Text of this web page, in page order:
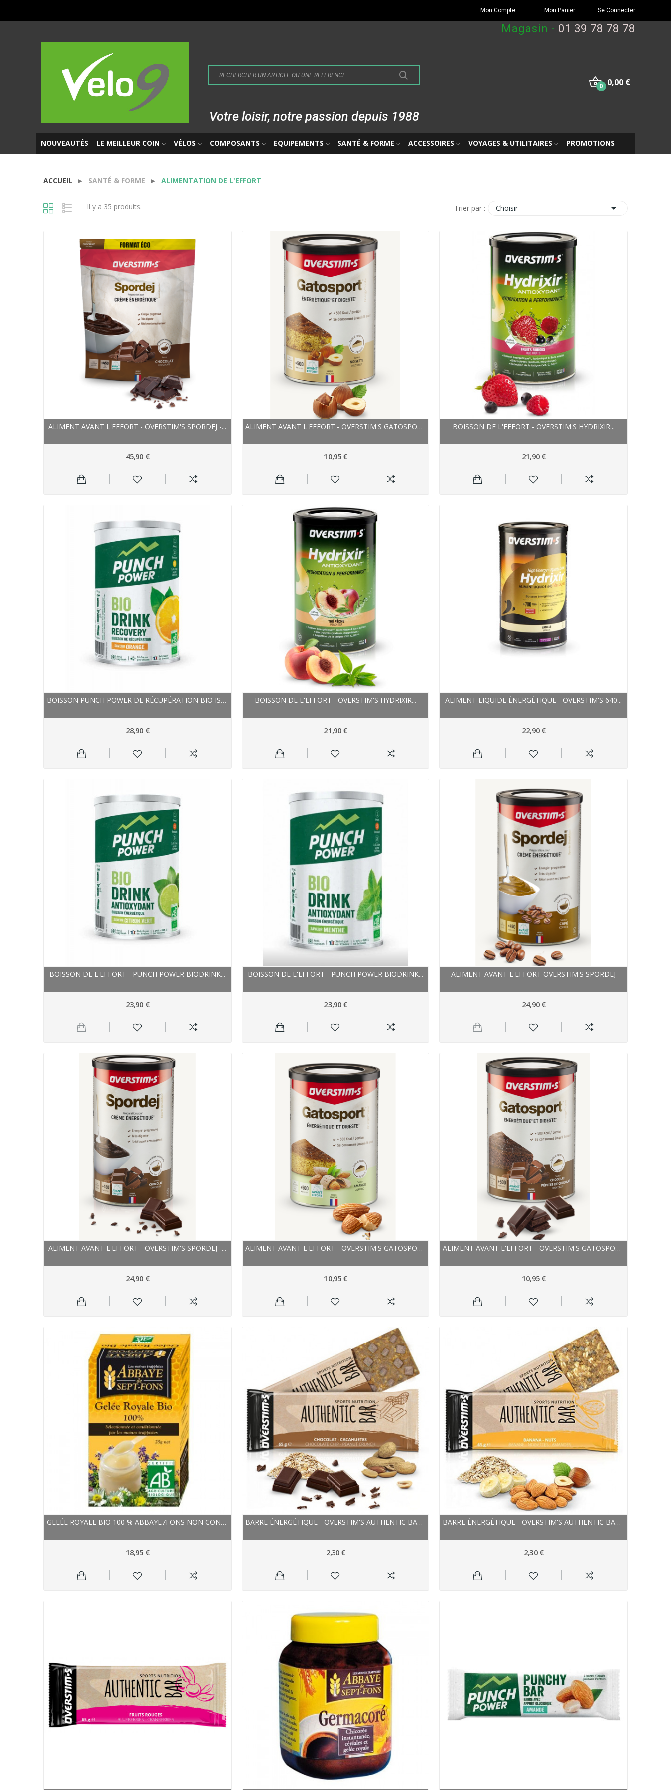
Mon Compte Mon Panier Se Connecter
Magasin - 01 39 78 78 78
Votre loisir, notre passion depuis 1988
0,00 €
0
NOUVEAUTÉS LE MEILLEUR COIN VÉLOS COMPOSANTS EQUIPEMENTS SANTÉ & FORME ACCESSOIRES VOYAGES & UTILITAIRES PROMOTIONS
ACCUEIL SANTÉ & FORME ALIMENTATION DE L'EFFORT
Il y a 35 produits. Trier par : Choisir 
ALIMENT AVANT L'EFFORT - OVERSTIM'S SPORDEJ -...
45,90 €
ALIMENT AVANT L'EFFORT - OVERSTIM'S GATOSPORT -...
10,95 €
BOISSON DE L'EFFORT - OVERSTIM'S HYDRIXIR...
21,90 €
BOISSON PUNCH POWER DE RÉCUPÉRATION BIO ISSU DE...
28,90 €
BOISSON DE L'EFFORT - OVERSTIM'S HYDRIXIR...
21,90 €
ALIMENT LIQUIDE ÉNERGÉTIQUE - OVERSTIM'S 640...
22,90 €
BOISSON DE L'EFFORT - PUNCH POWER BIODRINK...
23,90 €
BOISSON DE L'EFFORT - PUNCH POWER BIODRINK...
23,90 €
ALIMENT AVANT L'EFFORT OVERSTIM'S SPORDEJ
24,90 €
ALIMENT AVANT L'EFFORT - OVERSTIM'S SPORDEJ -...
24,90 €
ALIMENT AVANT L'EFFORT - OVERSTIM'S GATOSPORT -...
10,95 €
ALIMENT AVANT L'EFFORT - OVERSTIM'S GATOSPORT -...
10,95 €
GELÉE ROYALE BIO 100 % ABBAYE7FONS NON CONGELÉE
18,95 €
BARRE ÉNERGÉTIQUE - OVERSTIM'S AUTHENTIC BAR -...
2,30 €
BARRE ÉNERGÉTIQUE - OVERSTIM'S AUTHENTIC BAR -...
2,30 €